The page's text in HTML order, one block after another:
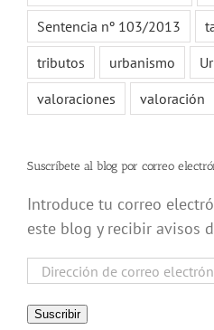
Sentencia nº 103/2013
tributos
urbanismo
valoraciones
valoración
Suscríbete al blog por correo
Introduce tu correo
este blog y recibir avisos
Dirección
correo
Suscribir